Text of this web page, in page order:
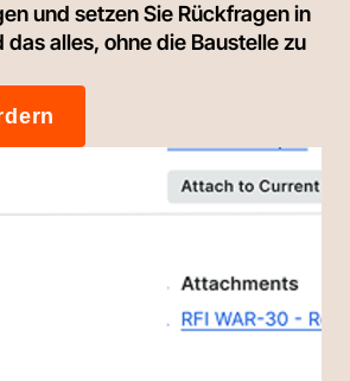
und setzen Sie Rückfragen in
das alles, ohne die Baustelle zu